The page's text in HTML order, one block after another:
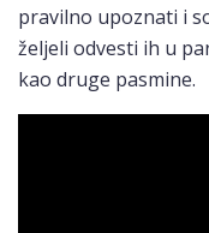
pravilno upoznati i
željeli odvesti ih u
kao druge pasmine.